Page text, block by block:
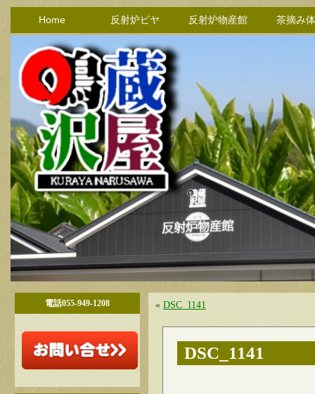
Home 反射炉ビヤ 反射炉物産館 茶摘み
電話055-949-1208 « DSC_1141
DSC_1141